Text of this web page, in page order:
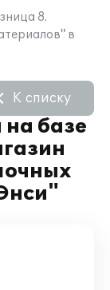
8.
в
базе
К списку